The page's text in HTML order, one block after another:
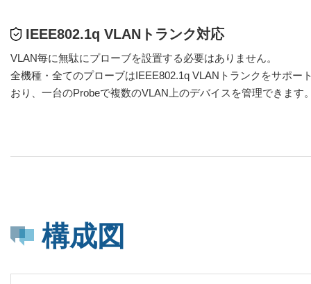
IEEE802.1q VLANトランク対応
VLAN毎に無駄にプローブを設置する必要はありません。
全機種・全てのプローブはIEEE802.1q VLANトランクをサポー
おり、一台のProbeで複数のVLAN上のデバイスを管理できます
構成図